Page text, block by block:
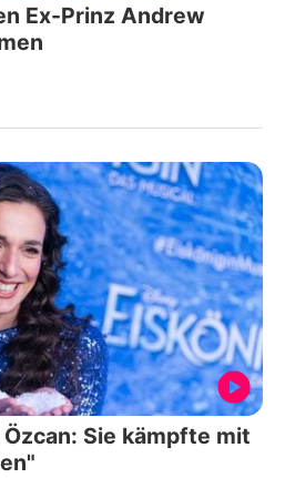
Ex-Prinz Andrew
Sie kämpfte mit